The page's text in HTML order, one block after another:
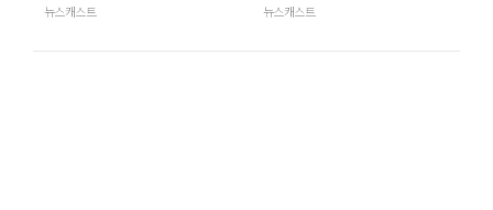
뉴스캐스트 뉴스캐스트